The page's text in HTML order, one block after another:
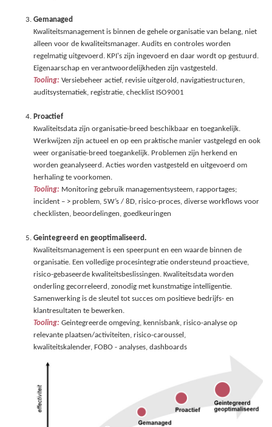
Gemanaged
Kwaliteitsmanagement is binnen de gehele organisatie van belang, niet
alleen voor de kwaliteitsmanager. Audits en controles worden
regelmatig uitgevoerd. KPI's zijn ingevoerd en daar wordt op gestuurd.
Eigenaarschap en verantwoordelijkheden zijn vastgesteld.
Tooling: Versiebeheer actief, revisie uitgerold, navigatiestructuren,
auditsystematiek, registratie, checklist ISO9001
Proactief
Kwaliteitsdata zijn organisatie-breed beschikbaar en toegankelijk.
Werkwijzen zijn actueel en op een praktische manier vastgelegd en ook
weer organisatie-breed toegankelijk. Problemen zijn herkend en
worden geanalyseerd. Acties worden vastgesteld en uitgevoerd om
herhaling te voorkomen.
Tooling: Monitoring gebruik managementsysteem, rapportages;
incident – > problem, 5W’s / 8D, risico-proces, diverse workflows voor
checklisten, beoordelingen, goedkeuringen
Geintegreerd en geoptimaliseerd.
Kwaliteitsmanagement is een speerpunt en een waarde binnen de
organisatie. Een volledige procesintegratie ondersteund proactieve,
risico-gebaseerde kwaliteitsbeslissingen. Kwaliteitsdata worden
onderling gecorreleerd, zonodig met kunstmatige intelligentie.
Samenwerking is de sleutel tot succes om positieve bedrijfs- en
klantresultaten te bewerken.
Tooling: Geintegreerde omgeving, kennisbank, risico-analyse op
relevante plaatsen/activiteiten, risico-caroussel,
kwaliteitskalender, FOBO - analyses, dashboards